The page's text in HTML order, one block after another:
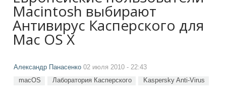
Macintosh выбирают
Антивирус Касперского для
Mac OS X
Александр Панасенко 02 июля 2010 - 22:43
macOS Лаборатория Касперского Kaspersky Anti-Virus